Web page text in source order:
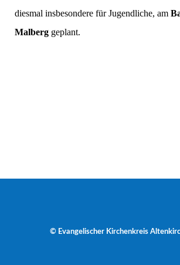
diesmal insbesondere für Jugendliche, am
Malberg geplant.
© Evangelischer Kirchenkreis